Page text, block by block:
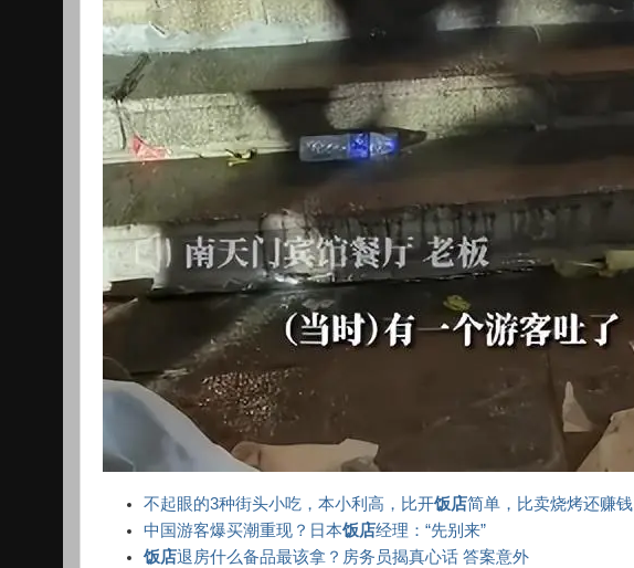
不起眼的3种街头小吃，本小利高，比开饭店简单，比卖烧烤还赚钱
中国游客爆买潮重现？日本饭店经理：“先别来”
饭店退房什么备品最该拿？房务员揭真心话 答案意外